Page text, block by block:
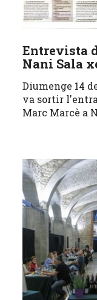
Entrevista
Nani Sala
Diumenge 14
va sortir
Marc Marcè a